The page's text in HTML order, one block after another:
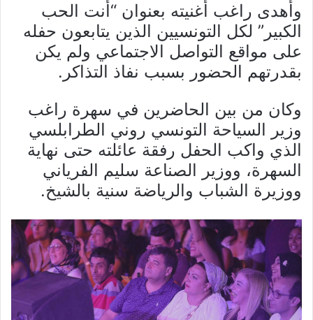
وأهدى راغب أغنيته بعنوان “أنت الحب
الكبير” لكل التونسيين الذين يتابعون حفله
على مواقع التواصل الاجتماعي ولم يكن
بقدرتهم الحضور بسبب نفاذ التذاكر.
وكان من بين الحاضرين في سهرة راغب
وزير السياحة التونسي روني الطرابلسي
الذي واكب الحفل رفقة عائلته حتى نهاية
السهرة، ووزير الصناعة سليم الفرياني
ووزيرة الشباب والرياضة سنية بالشيخ.